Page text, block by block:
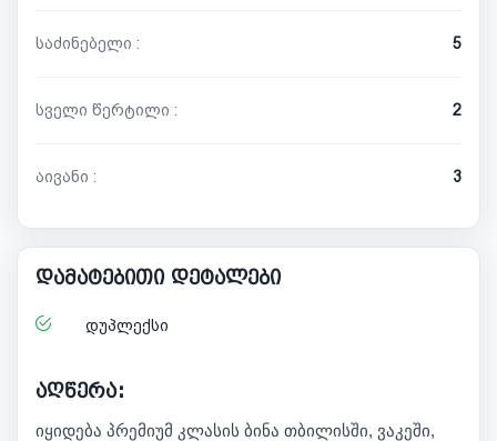
საძინებელი : 5
სველი წერტილი : 2
აივანი : 3
დამატებითი დეტალები
დუპლექსი
აღწერა:
იყიდება პრემიუმ კლასის ბინა თბილისში, ვაკეში,